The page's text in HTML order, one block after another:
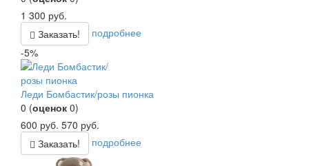
1 300 руб.
Заказать!
подробнее
-5%
Леди Бомбастик/розы пионка
0 (оценок 0)
600 руб. 570 руб.
Заказать!
подробнее